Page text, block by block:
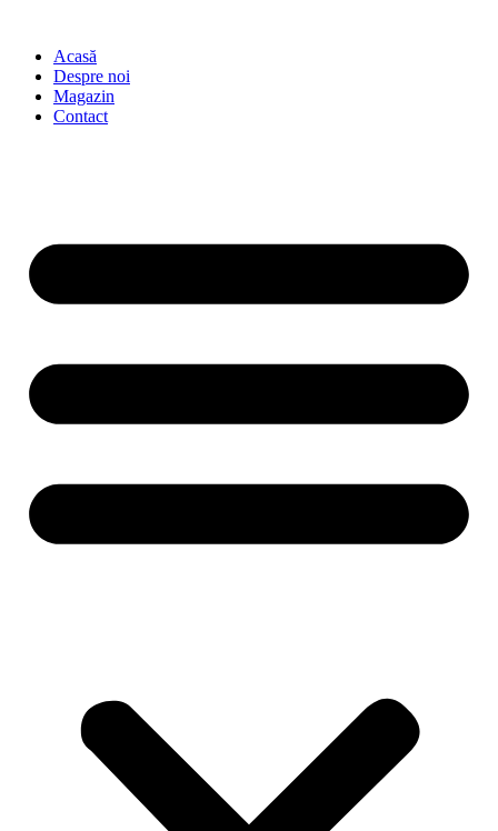
conținutAcasă
Despre noi
Magazin
Contact